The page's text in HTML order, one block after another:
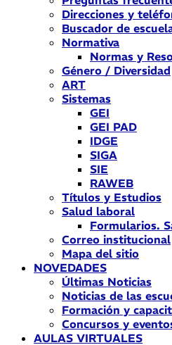
Direcciones y
Buscador de
Normativa
Normas y
Género / Diversidad
ART
Sistemas
GEI
GEI PAD
IDGE
SIGA
SIE
RAWEB
Títulos y Estudios
Salud laboral
Formularios.
Correo institucional
Mapa del sitio
NOVEDADES
Últimas Noticias
Noticias de las
Formación y
Concursos y
AULAS VIRTUALES